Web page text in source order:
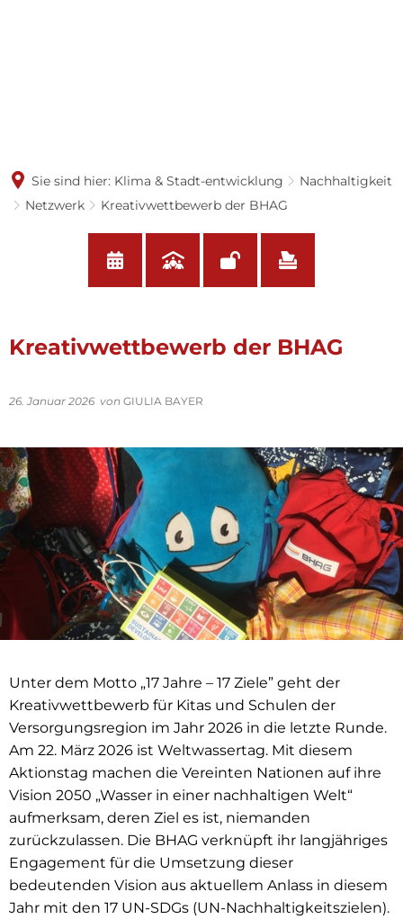
Sie sind hier: Klima & Stadt-entwicklung
Nachhaltigkeit
Netzwerk
Kreativwettbewerb der BHAG
Kreativwettbewerb der BHAG
26. Januar 2026 von GIULIA BAYER
Unter dem Motto „17 Jahre – 17 Ziele” geht der
Kreativwettbewerb für Kitas und Schulen der
Versorgungsregion im Jahr 2026 in die letzte Runde.
Am 22. März 2026 ist Weltwassertag. Mit diesem
Aktionstag machen die Vereinten Nationen auf ihre
Vision 2050 „Wasser in einer nachhaltigen Welt“
aufmerksam, deren Ziel es ist, niemanden
zurückzulassen. Die BHAG verknüpft ihr langjähriges
Engagement für die Umsetzung dieser
bedeutenden Vision aus aktuellem Anlass in diesem
Jahr mit den 17 UN-SDGs (UN-Nachhaltigkeitszielen).